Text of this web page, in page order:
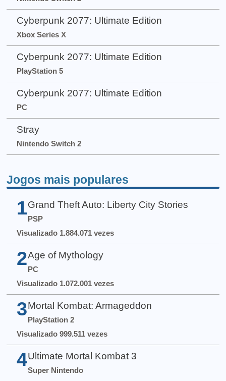
Cyberpunk 2077: Ultimate Edition
Xbox Series X
Cyberpunk 2077: Ultimate Edition
PlayStation 5
Cyberpunk 2077: Ultimate Edition
PC
Stray
Nintendo Switch 2
Jogos mais populares
1 Grand Theft Auto: Liberty City Stories
PSP
Visualizado 1.884.071 vezes
2 Age of Mythology
PC
Visualizado 1.072.001 vezes
3 Mortal Kombat: Armageddon
PlayStation 2
Visualizado 999.511 vezes
4 Ultimate Mortal Kombat 3
Super Nintendo